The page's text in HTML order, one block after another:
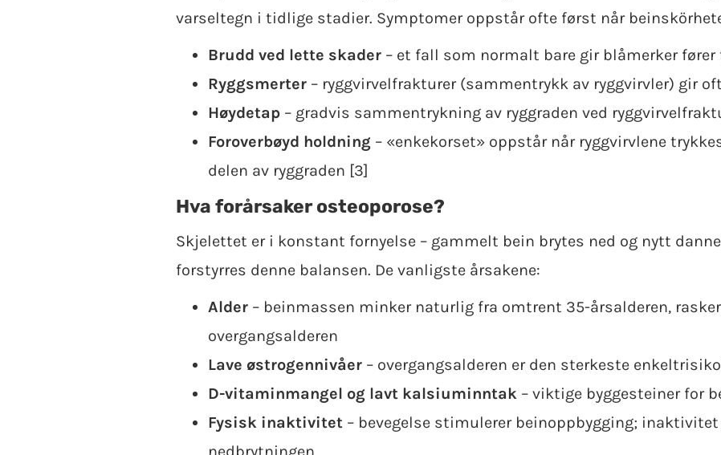
varseltegn i tidlige stadier. Symptomer oppstår ofte først når
Brudd ved lette skader – et fall som normalt bare gir blåmerker
Ryggsmerter – ryggvirvelfrakturer (sammentrykk av ryggvirvler) gir
Høydetap – gradvis sammentrykning av ryggraden ved
Foroverbøyd holdning – «enkekorset» oppstår når ryggvirvlene
delen av ryggraden [3]
Hva forårsaker osteoporose?
Skjelettet er i konstant fornyelse – gammelt bein brytes ned og nytt
forstyrres denne balansen. De vanligste årsakene:
Alder – beinmassen minker naturlig fra omtrent 35-årsalderen,
overgangsalderen
Lave østrogennivåer – overgangsalderen er den sterkeste
D-vitaminmangel og lavt kalsiuminntak – viktige byggesteiner for
Fysisk inaktivitet – bevegelse stimulerer beinoppbygging; inaktivitet